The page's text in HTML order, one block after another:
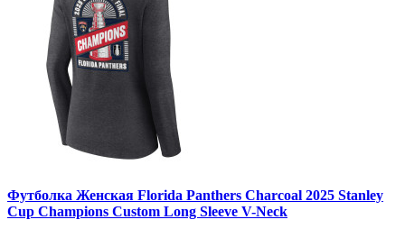
Футболка Женская Florida Panthers Charcoal 2025 Stanley
Cup Champions Custom Long Sleeve V-Neck